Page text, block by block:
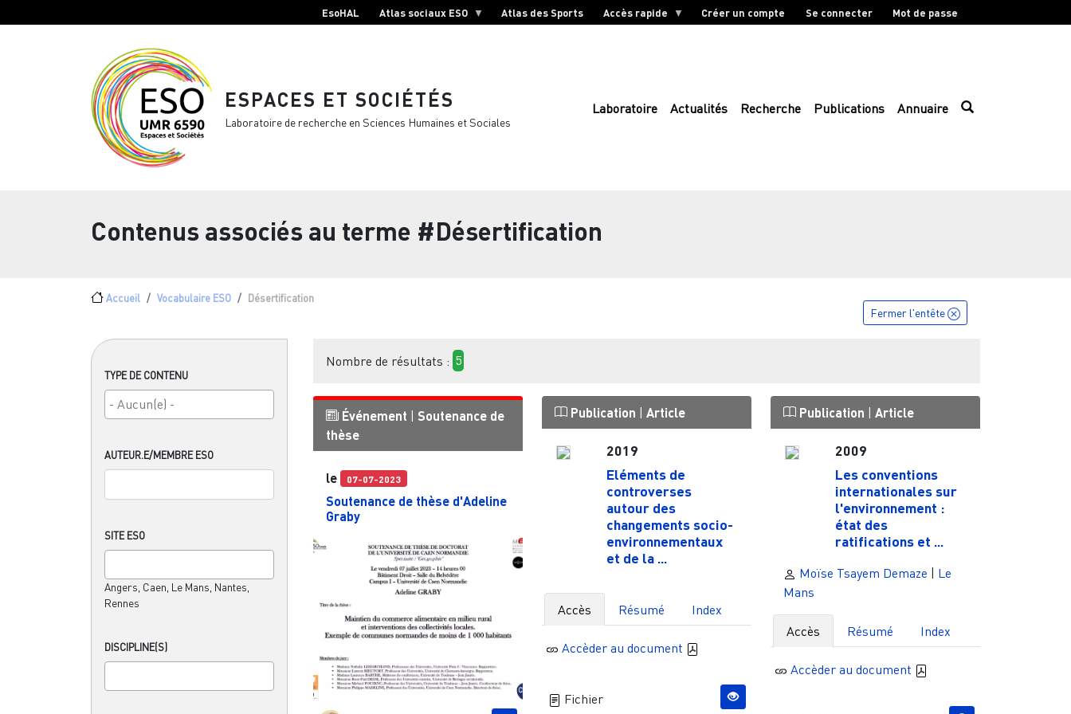
EsoHAL Atlas sociaux ESO Atlas des Sports Accès rapide Créer un compte Se connecter Mot de passe
ESPACES ET SOCIÉTÉS
Laboratoire de recherche en Sciences Humaines et Sociales
Laboratoire Actualités Recherche Publications Annuaire
Contenus associés au terme #Désertification
Fil d'Ariane
Accueil Vocabulaire ESO Désertification
TYPE DE CONTENU
AUTEUR.E/MEMBRE ESO
SITE ESO
Angers, Caen, Le Mans, Nantes,
Rennes
DISCIPLINE(S)
Fermer l'entête
Nombre de résultats : 5
Événement | Soutenance de
thèse
le 07-07-2023
Soutenance de thèse d'Adeline
Graby
Publication | Article
2019
Eléments de
controverses
autour des
changements socio-
environnementaux
et de la ...
Accès Résumé Index
Accèder au document
Fichier
Publication | Article
2009
Les conventions
internationales sur
l'environnement :
état des
ratifications et ...
Moïse Tsayem Demaze | Le
Mans
Accès Résumé Index
Accèder au document